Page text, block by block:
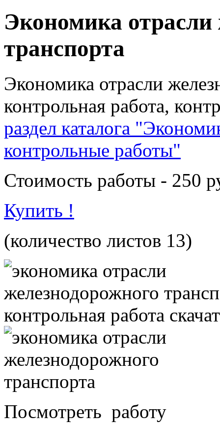
Экономика отрасли
транспорта
Экономика отрасли
контрольная работа,
раздел каталога
контрольные работы"
Стоимость работы - 250
Купить !
(количество листов 13)
Посмотреть работу